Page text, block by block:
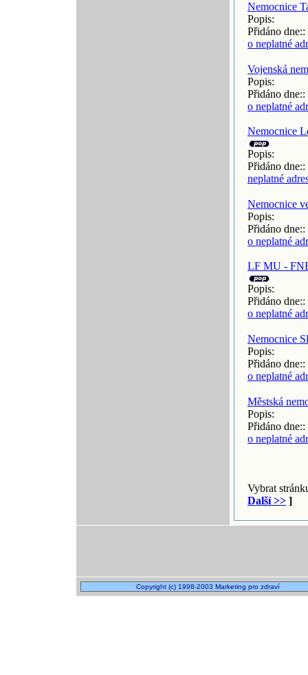
Nemocnice
Popis:
Přidáno
o neplatné
Vojenská
Popis:
Přidáno
o neplatné
Nemocnice
Popis:
Přidáno
neplatné
Nemocnice
Popis:
Přidáno
o neplatné
LF MU -
Popis:
Přidáno
o neplatné
Nemocnice
Popis:
Přidáno
o neplatné
Městská
Popis:
Přidáno
o neplatné
Vybrat
Další >> ]
Copyright (c) 1998-2003 Marketing pro zdraví